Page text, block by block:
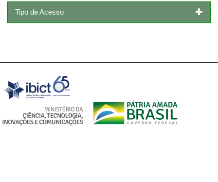
Tipo de Acesso